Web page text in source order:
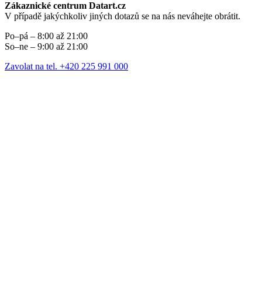
Zákaznické centrum Datart.cz
V případě jakýchkoliv jiných dotazů se na nás neváhejte obrátit.
Po–pá – 8:00 až 21:00
So–ne – 9:00 až 21:00
Zavolat na tel. +420 225 991 000